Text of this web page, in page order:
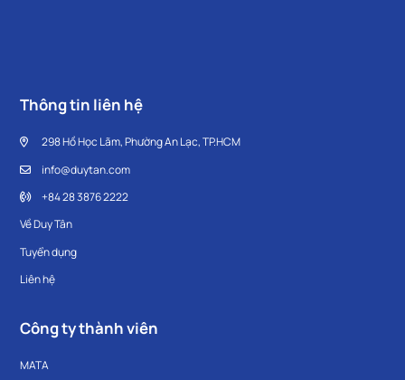
Thông tin liên hệ
298 Hồ Học Lãm, Phường An Lạc, TP.HCM
info@duytan.com
+84 28 3876 2222
Về Duy Tân
Tuyển dụng
Liên hệ
Công ty thành viên
MATA